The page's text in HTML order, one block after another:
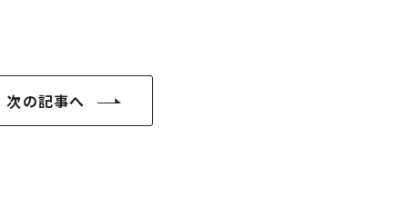
次の記事へ